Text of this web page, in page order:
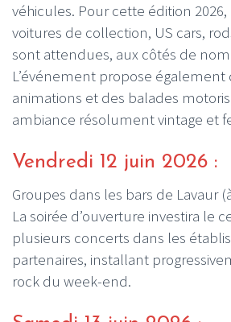
véhicules. Pour cette édition
voitures de collection, US cars,
sont attendues, aux côtés de
L’événement propose également
animations et des balades
ambiance résolument vintage et
Vendredi 12 juin 2026 :
Groupes dans les bars de Lavaur
La soirée d’ouverture investira le
plusieurs concerts dans les
partenaires, installant
rock du week-end.